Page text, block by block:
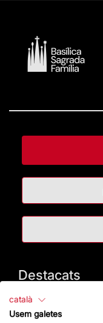
Destacats
La Fundació
català
Usem galetes